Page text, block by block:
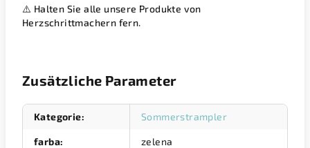
⚠️ Halten Sie alle unsere Produkte von
Herzschrittmachern fern.
Zusätzliche Parameter
Kategorie: Sommerstrampler
farba: zelena